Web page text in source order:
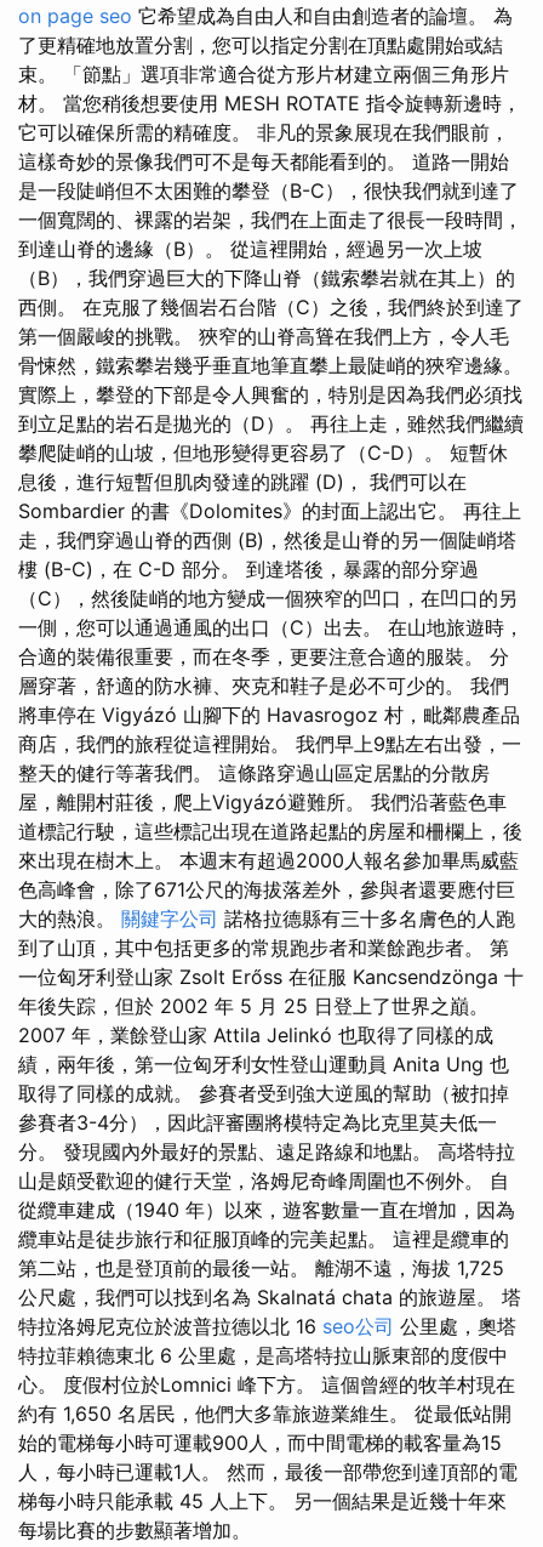
on page seo 它希望成為自由人和自由創造者的論壇。 為
了更精確地放置分割，您可以指定分割在頂點處開始或結
束。 「節點」選項非常適合從方形片材建立兩個三角形片
材。 當您稍後想要使用 MESH ROTATE 指令旋轉新邊時，
它可以確保所需的精確度。 非凡的景象展現在我們眼前，
這樣奇妙的景像我們可不是每天都能看到的。 道路一開始
是一段陡峭但不太困難的攀登（B-C），很快我們就到達了
一個寬闊的、裸露的岩架，我們在上面走了很長一段時間，
到達山脊的邊緣（B）。 從這裡開始，經過另一次上坡
（B），我們穿過巨大的下降山脊（鐵索攀岩就在其上）的
西側。 在克服了幾個岩石台階（C）之後，我們終於到達了
第一個嚴峻的挑戰。 狹窄的山脊高聳在我們上方，令人毛
骨悚然，鐵索攀岩幾乎垂直地筆直攀上最陡峭的狹窄邊緣。
實際上，攀登的下部是令人興奮的，特別是因為我們必須找
到立足點的岩石是拋光的（D）。 再往上走，雖然我們繼續
攀爬陡峭的山坡，但地形變得更容易了（C-D）。 短暫休
息後，進行短暫但肌肉發達的跳躍 (D)， 我們可以在
Sombardier 的書《Dolomites》的封面上認出它。 再往上
走，我們穿過山脊的西側 (B)，然後是山脊的另一個陡峭塔
樓 (B-C)，在 C-D 部分。 到達塔後，暴露的部分穿過
（C），然後陡峭的地方變成一個狹窄的凹口，在凹口的另
一側，您可以通過通風的出口（C）出去。 在山地旅遊時，
合適的裝備很重要，而在冬季，更要注意合適的服裝。 分
層穿著，舒適的防水褲、夾克和鞋子是必不可少的。 我們
將車停在 Vigyázó 山腳下的 Havasrogoz 村，毗鄰農產品
商店，我們的旅程從這裡開始。 我們早上9點左右出發，一
整天的健行等著我們。 這條路穿過山區定居點的分散房
屋，離開村莊後，爬上Vigyázó避難所。 我們沿著藍色車
道標記行駛，這些標記出現在道路起點的房屋和柵欄上，後
來出現在樹木上。 本週末有超過2000人報名參加畢馬威藍
色高峰會，除了671公尺的海拔落差外，參與者還要應付巨
大的熱浪。 關鍵字公司 諾格拉德縣有三十多名膚色的人跑
到了山頂，其中包括更多的常規跑步者和業餘跑步者。 第
一位匈牙利登山家 Zsolt Erőss 在征服 Kancsendzönga 十
年後失踪，但於 2002 年 5 月 25 日登上了世界之巔。
2007 年，業餘登山家 Attila Jelinkó 也取得了同樣的成
績，兩年後，第一位匈牙利女性登山運動員 Anita Ung 也
取得了同樣的成就。 參賽者受到強大逆風的幫助（被扣掉
參賽者3-4分），因此評審團將模特定為比克里莫夫低一
分。 發現國內外最好的景點、遠足路線和地點。 高塔特拉
山是頗受歡迎的健行天堂，洛姆尼奇峰周圍也不例外。 自
從纜車建成（1940 年）以來，遊客數量一直在增加，因為
纜車站是徒步旅行和征服頂峰的完美起點。 這裡是纜車的
第二站，也是登頂前的最後一站。 離湖不遠，海拔 1,725
公尺處，我們可以找到名為 Skalnatá chata 的旅遊屋。 塔
特拉洛姆尼克位於波普拉德以北 16 seo公司 公里處，奧塔
特拉菲賴德東北 6 公里處，是高塔特拉山脈東部的度假中
心。 度假村位於Lomnici 峰下方。 這個曾經的牧羊村現在
約有 1,650 名居民，他們大多靠旅遊業維生。 從最低站開
始的電梯每小時可運載900人，而中間電梯的載客量為15
人，每小時已運載1人。 然而，最後一部帶您到達頂部的電
梯每小時只能承載 45 人上下。 另一個結果是近幾十年來
每場比賽的步數顯著增加。